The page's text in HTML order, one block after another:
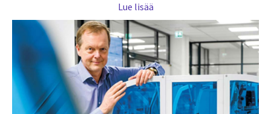
Lue lisää